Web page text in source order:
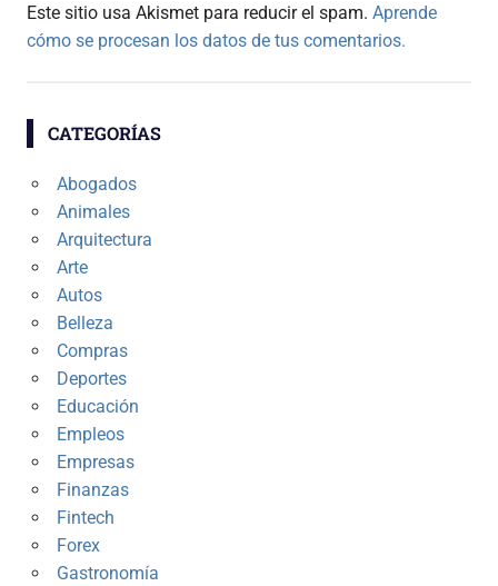
Este sitio usa Akismet para reducir el spam. Aprende
cómo se procesan los datos de tus comentarios.
CATEGORÍAS
Abogados
Animales
Arquitectura
Arte
Autos
Belleza
Compras
Deportes
Educación
Empleos
Empresas
Finanzas
Fintech
Forex
Gastronomía